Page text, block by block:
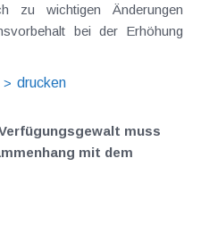
zu wichtigen Änderungen
drucken
muss
mit dem